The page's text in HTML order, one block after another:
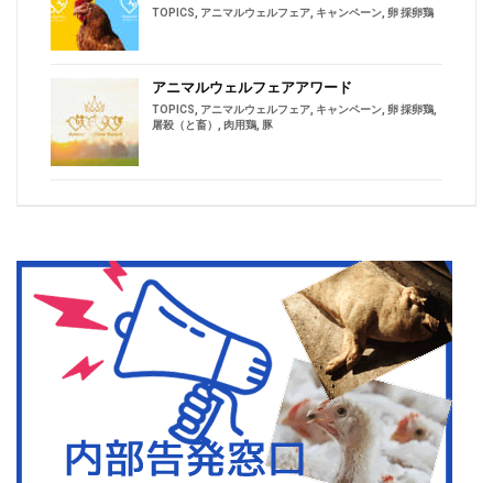
TOPICS アニマルウェルフェア キャンペーン 卵 採卵鶏
アニマルウェルフェアアワード
TOPICS アニマルウェルフェア キャンペーン 卵 採卵鶏
屠殺（と畜）
肉用鶏 豚